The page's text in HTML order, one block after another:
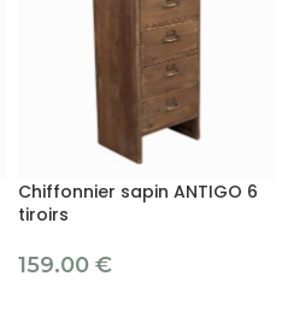
Chiffonnier sapin ANTIGO 6
tiroirs
159.00 €